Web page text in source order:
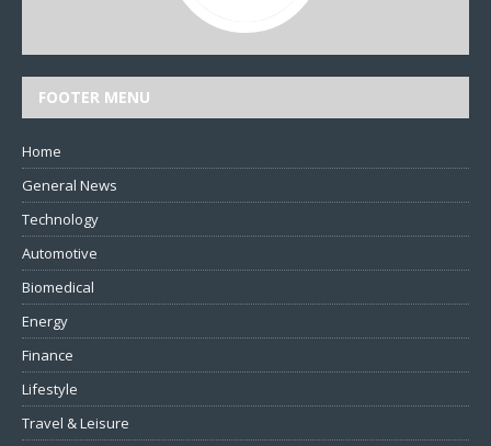
FOOTER MENU
Home
General News
Technology
Automotive
Biomedical
Energy
Finance
Lifestyle
Travel & Leisure